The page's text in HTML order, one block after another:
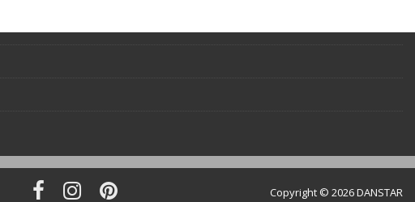
Copyright © 2026 DANSTAR